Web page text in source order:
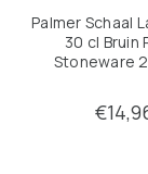
Palmer Schaal
30 cl Bruin
Stoneware